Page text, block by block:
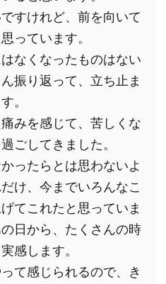
すけれど、前を向いて
っています。
なくなったものはない
振り返って、立ち止ま
。
みを感じて、苦しくな
ごしてきました。
ったらとは思わないよ
け、今までいろんなこ
てこれたと思っていま
日から、たくさんの時
感します。
て感じられるので、き